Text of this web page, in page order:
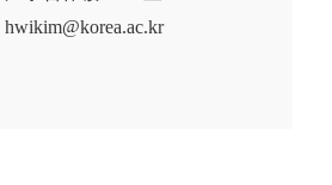
hwikim@korea.ac.kr